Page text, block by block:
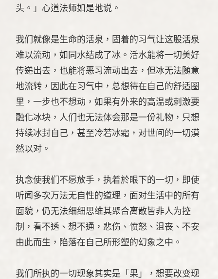
头。」心道法师如是地说。
我们就像是生命的活泉，固着的习气让这股活泉
难以流动，如同水结成了冰。活水能将一切美好
传递出去，也能将恶习流动出去，但冰无法随意
地流转，因此在习气中，总想待在自己的舒适圈
里，一步也不想动，如果有外来的高温或刺激要
融化冰块，人们也无法体会那是一份礼物，只想
持续冰封自己，甚至冷若冰霜，对世间的一切漠
然以对。
执念使我们不愿放手，执着於眼下的一切，即使
听闻多次万法无自性的道理，面对生活中的所有
面貌，仍无法细细思维其聚合离散皆非人为控
制，看不透、想不通，悲伤、愤怒、沮丧、不安
由此而生，陷落在自己所形塑的幻象之中。
我们所执的一切现象其实是「果」，想要改变现